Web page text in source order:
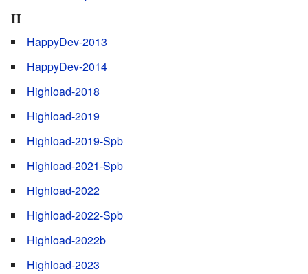
H
HappyDev-2013
HappyDev-2014
Highload-2018
Highload-2019
Highload-2019-Spb
Highload-2021-Spb
Highload-2022
Highload-2022-Spb
Highload-2022b
Highload-2023